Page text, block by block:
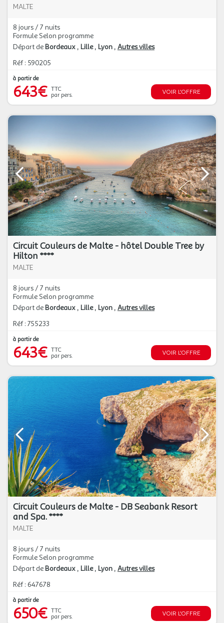
MALTE
8 jours / 7 nuits
Formule Selon programme
Départ de Bordeaux Lille Lyon Autres villes
Réf : 590205
à partir de
643€ TTC
par pers.
VOIR L'OFFRE
Circuit Couleurs de Malte - hôtel Double Tree by
Hilton ****
MALTE
8 jours / 7 nuits
Formule Selon programme
Départ de Bordeaux Lille Lyon Autres villes
Réf : 755233
à partir de
643€ TTC
par pers.
VOIR L'OFFRE
Circuit Couleurs de Malte - DB Seabank Resort
and Spa. ****
MALTE
8 jours / 7 nuits
Formule Selon programme
Départ de Bordeaux Lille Lyon Autres villes
Réf : 647678
à partir de
650€ TTC
par pers.
VOIR L'OFFRE